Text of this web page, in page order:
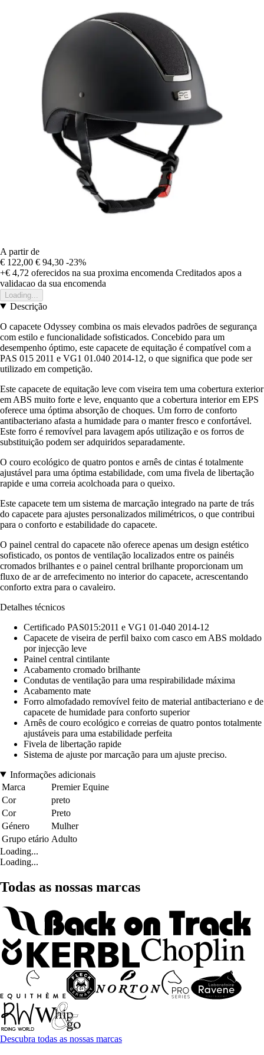
A partir de
€ 122,00 € 94,30 -23%
+€ 4,72 oferecidos na sua proxima encomenda Creditados apos a
validacao da sua encomenda
Loading...
Descrição
O capacete Odyssey combina os mais elevados padrões de segurança
com estilo e funcionalidade sofisticados. Concebido para um
desempenho óptimo, este capacete de equitação é compatível com a
PAS 015 2011 e VG1 01.040 2014-12, o que significa que pode ser
utilizado em competição.
Este capacete de equitação leve com viseira tem uma cobertura exterior
em ABS muito forte e leve, enquanto que a cobertura interior em EPS
oferece uma óptima absorção de choques. Um forro de conforto
antibacteriano afasta a humidade para o manter fresco e confortável.
Este forro é removível para lavagem após utilização e os forros de
substituição podem ser adquiridos separadamente.
O couro ecológico de quatro pontos e arnês de cintas é totalmente
ajustável para uma óptima estabilidade, com uma fivela de libertação
rapide e uma correia acolchoada para o queixo.
Este capacete tem um sistema de marcação integrado na parte de trás
do capacete para ajustes personalizados milimétricos, o que contribui
para o conforto e estabilidade do capacete.
O painel central do capacete não oferece apenas um design estético
sofisticado, os pontos de ventilação localizados entre os painéis
cromados brilhantes e o painel central brilhante proporcionam um
fluxo de ar de arrefecimento no interior do capacete, acrescentando
conforto extra para o cavaleiro.
Detalhes técnicos
Certificado PAS015:2011 e VG1 01-040 2014-12
Capacete de viseira de perfil baixo com casco em ABS moldado
por injecção leve
Painel central cintilante
Acabamento cromado brilhante
Condutas de ventilação para uma respirabilidade máxima
Acabamento mate
Forro almofadado removível feito de material antibacteriano e de
capacete de humidade para conforto superior
Arnês de couro ecológico e correias de quatro pontos totalmente
ajustáveis para uma estabilidade perfeita
Fivela de libertação rapide
Sistema de ajuste por marcação para um ajuste preciso.
Informações adicionais
Marca
Premier Equine
Cor
preto
Cor
Preto
Género
Mulher
Grupo etário Adulto
Loading...
Loading...
Todas as nossas marcas
Descubra todas as nossas marcas